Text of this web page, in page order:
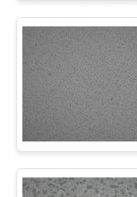
SUATU
SITEMAP